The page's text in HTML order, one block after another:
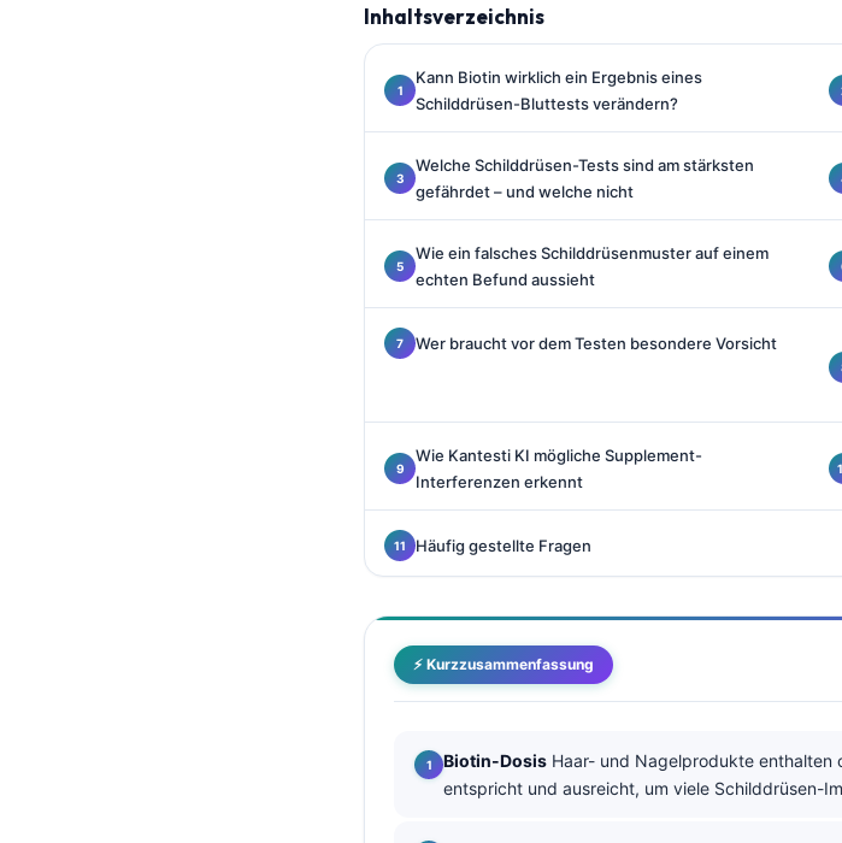
Inhaltsverzeichnis
Kann Biotin wirklich ein Ergebnis eines
Schilddrüsen-Bluttests verändern?
Welche Schilddrüsen-Tests sind am stärksten
gefährdet – und welche nicht
Wie ein falsches Schilddrüsenmuster auf einem
echten Befund aussieht
Wer braucht vor dem Testen besondere Vorsicht
Wie Kantesti KI mögliche Supplement-
Interferenzen erkennt
Häufig gestellte Fragen
⚡ Kurzzusammenfassung
Biotin-Dosis Haar- und Nagelprodukte
entspricht und ausreicht, um viele Schilddrüsen-